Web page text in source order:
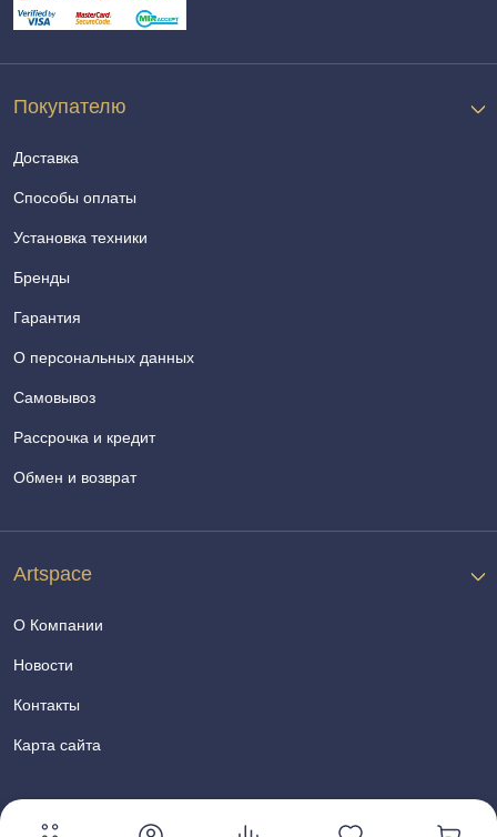
Покупателю
Доставка
Способы оплаты
Установка техники
Бренды
Гарантия
О персональных данных
Самовывоз
Рассрочка и кредит
Обмен и возврат
Artspace
О Компании
Новости
Контакты
Карта сайта